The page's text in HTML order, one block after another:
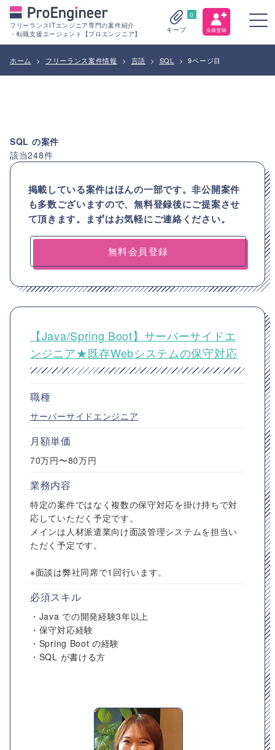
フリーランスITエンジニア専門の案件紹介
・転職支援エージェント【プロエンジニア】
0
キープ
ホーム > フリーランス案件情報 > 言語 > SQL > 9ページ目
SQL の案件
該当248件
掲載している案件はほんの一部です。非公開案件
も多数ございますので、無料登録後にご提案させ
て頂きます。まずはお気軽にご連絡ください。
無料会員登録
【Java/Spring Boot】サーバーサイドエ
ンジニア★既存Webシステムの保守対応
職種
サーバーサイドエンジニア
月額単価
70万円〜80万円
業務内容
特定の案件ではなく複数の保守対応を掛け持ちで対
応していただく予定です。
メインは人材派遣業向け面談管理システムを担当い
ただく予定です。
※面談は弊社同席で1回行います。
必須スキル
・Java での開発経験3年以上
・保守対応経験
・Spring Boot の経験
・SQL が書ける方